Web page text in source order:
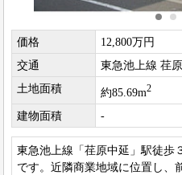
価格
12,800万円
交通
東急池上線 荏
土地面積
約85.69m2
建物面積 -
東急池上線「荏原中延」駅徒歩
です。近隣商業地域に位置し、